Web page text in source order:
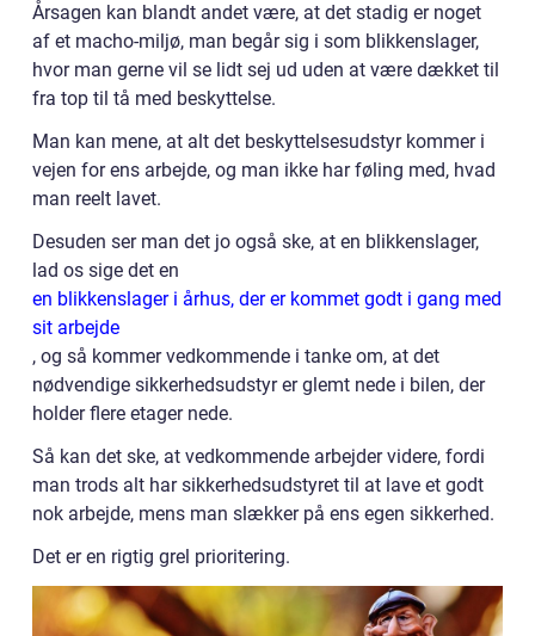
Årsagen kan blandt andet være, at det stadig er noget
af et macho-miljø, man begår sig i som blikkenslager,
hvor man gerne vil se lidt sej ud uden at være dækket til
fra top til tå med beskyttelse.
Man kan mene, at alt det beskyttelsesudstyr kommer i
vejen for ens arbejde, og man ikke har føling med, hvad
man reelt lavet.
Desuden ser man det jo også ske, at en blikkenslager,
lad os sige det en
en blikkenslager i århus, der er kommet godt i gang med
sit arbejde
, og så kommer vedkommende i tanke om, at det
nødvendige sikkerhedsudstyr er glemt nede i bilen, der
holder flere etager nede.
Så kan det ske, at vedkommende arbejder videre, fordi
man trods alt har sikkerhedsudstyret til at lave et godt
nok arbejde, mens man slækker på ens egen sikkerhed.
Det er en rigtig grel prioritering.